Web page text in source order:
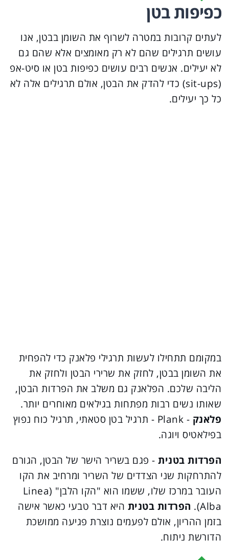
כפיפות בטן
לעתים קרובות במטרה לשרוף את השומן בבטן, אנו
עושים תרגילים שהם לא רק מאומצים אלא שהם גם
לא יעילים. אנשים רבים עושים כפיפות בטן או סיט-אפ
(sit-ups) כדי להדק את הבטן, אולם תרגילים אלה לא
כל כך יעילים.
במקומם תתחילו לעשות תרגילי פלאנק כדי להפחית
את השומן בבטן, לחזק את שרירי הבטן ולחזק את
הליבה שלכם. הפלאנק גם משלב את הפרדות הבטן,
שאותו נשים רבות מפתחות בגילאים מאוחרים יותר.
פלאנק
- Plank - תרגיל בטן סטאתי, תרגיל כוח נפוץ
בפילאטיס ויוגה.
הפרדות בטנית - פגם בשריר הישר של הבטן, הגורם
להתרחקות שני הצדדים של השריר ומרחיב את הקו
העובר במרכז שלו, ששמו הוא "הקו הלבן" (Linea
Alba).
הפרדות בטנית היא דבר טבעי כאשר אישה
בזמן ההריון, אולם לפעמים נוצרת פגיעה ממושכת
הדורשת ניתוח.